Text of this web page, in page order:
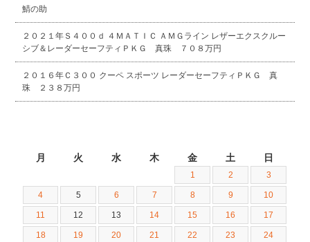
鯖の助
２０２１年Ｓ４００ｄ ４ＭＡＴＩＣ ＡＭＧライン レザーエクスクルー
シブ＆レーダーセーフティＰＫＧ 真珠 ７０８万円
２０１６年Ｃ３００ クーペ スポーツ レーダーセーフティＰＫＧ 真
珠 ２３８万円
月 火 水 木 金 土 日
1 2 3
4 5 6 7 8 9 10
11 12 13 14 15 16 17
18 19 20 21 22 23 24